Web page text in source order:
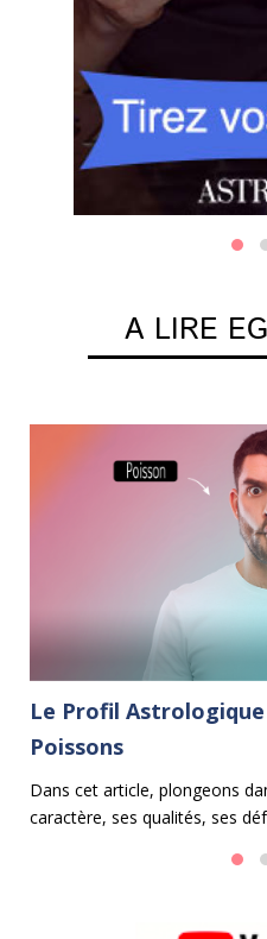
A LIRE
Le Profil Astrologique
Poissons
Dans cet article, plongeons
caractère, ses qualités, ses